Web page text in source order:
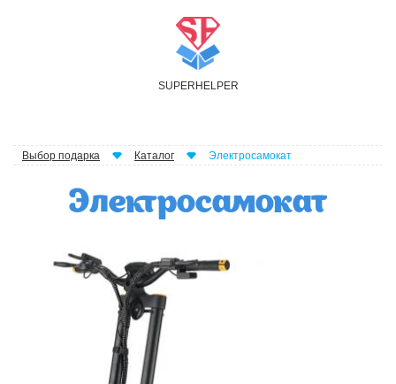
SUPER H ELPER
Выбор подарка Каталог Электросамокат
Электросамокат